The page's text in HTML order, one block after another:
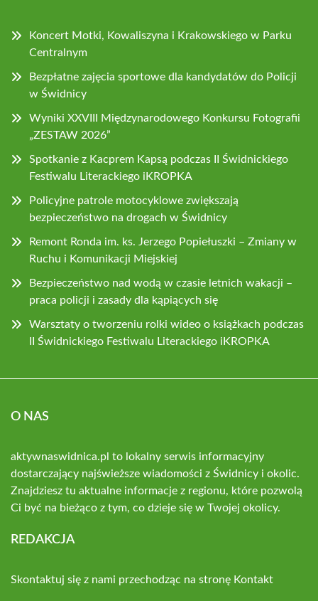
Koncert Motki, Kowaliszyna i Krakowskiego w Parku
Centralnym
Bezpłatne zajęcia sportowe dla kandydatów do Policji
w Świdnicy
Wyniki XXVIII Międzynarodowego Konkursu Fotografii
„ZESTAW 2026”
Spotkanie z Kacprem Kapsą podczas II Świdnickiego
Festiwalu Literackiego iKROPKA
Policyjne patrole motocyklowe zwiększają
bezpieczeństwo na drogach w Świdnicy
Remont Ronda im. ks. Jerzego Popiełuszki – Zmiany w
Ruchu i Komunikacji Miejskiej
Bezpieczeństwo nad wodą w czasie letnich wakacji –
praca policji i zasady dla kąpiących się
Warsztaty o tworzeniu rolki wideo o książkach podczas
II Świdnickiego Festiwalu Literackiego iKROPKA
O NAS
aktywnaswidnica.pl to lokalny serwis informacyjny
dostarczający najświeższe wiadomości z Świdnicy i okolic.
Znajdziesz tu aktualne informacje z regionu, które pozwolą
Ci być na bieżąco z tym, co dzieje się w Twojej okolicy.
REDAKCJA
Skontaktuj się z nami przechodząc na stronę Kontakt